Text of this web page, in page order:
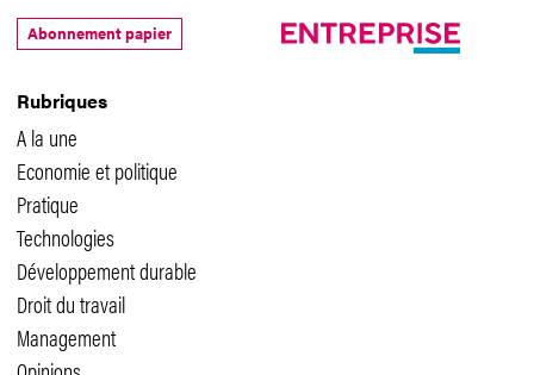
Rubriques
A la une
Economie et politique
Pratique
Technologies
Développement durable
Droit du travail
Management
Abonnement papier